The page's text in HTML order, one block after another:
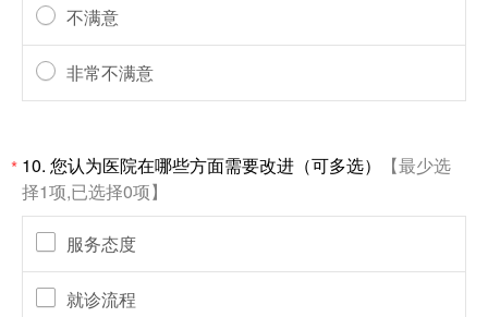
不满意
非常不满意
* 10. 您认为医院在哪些方面需要改进（可多选）
【最少选
择1项,已选择0项】
服务态度
就诊流程